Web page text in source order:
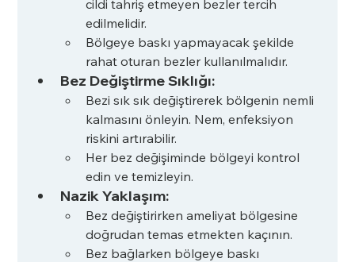
cildi tahriş etmeyen bezler tercih
edilmelidir.
Bölgeye baskı yapmayacak şekilde
rahat oturan bezler kullanılmalıdır.
Bez Değiştirme Sıklığı:
Bezi sık sık değiştirerek bölgenin nemli
kalmasını önleyin. Nem, enfeksiyon
riskini artırabilir.
Her bez değişiminde bölgeyi kontrol
edin ve temizleyin.
Nazik Yaklaşım:
Bez değiştirirken ameliyat bölgesine
doğrudan temas etmekten kaçının.
Bez bağlarken bölgeye baskı